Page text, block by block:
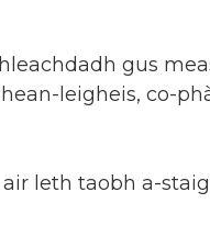
gus
leigheis, co-
leth taobh a-